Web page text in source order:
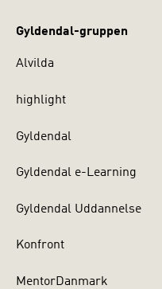
Gyldendal-gruppen
Alvilda
highlight
Gyldendal
Gyldendal e-Learning
Gyldendal Uddannelse
Konfront
MentorDanmark